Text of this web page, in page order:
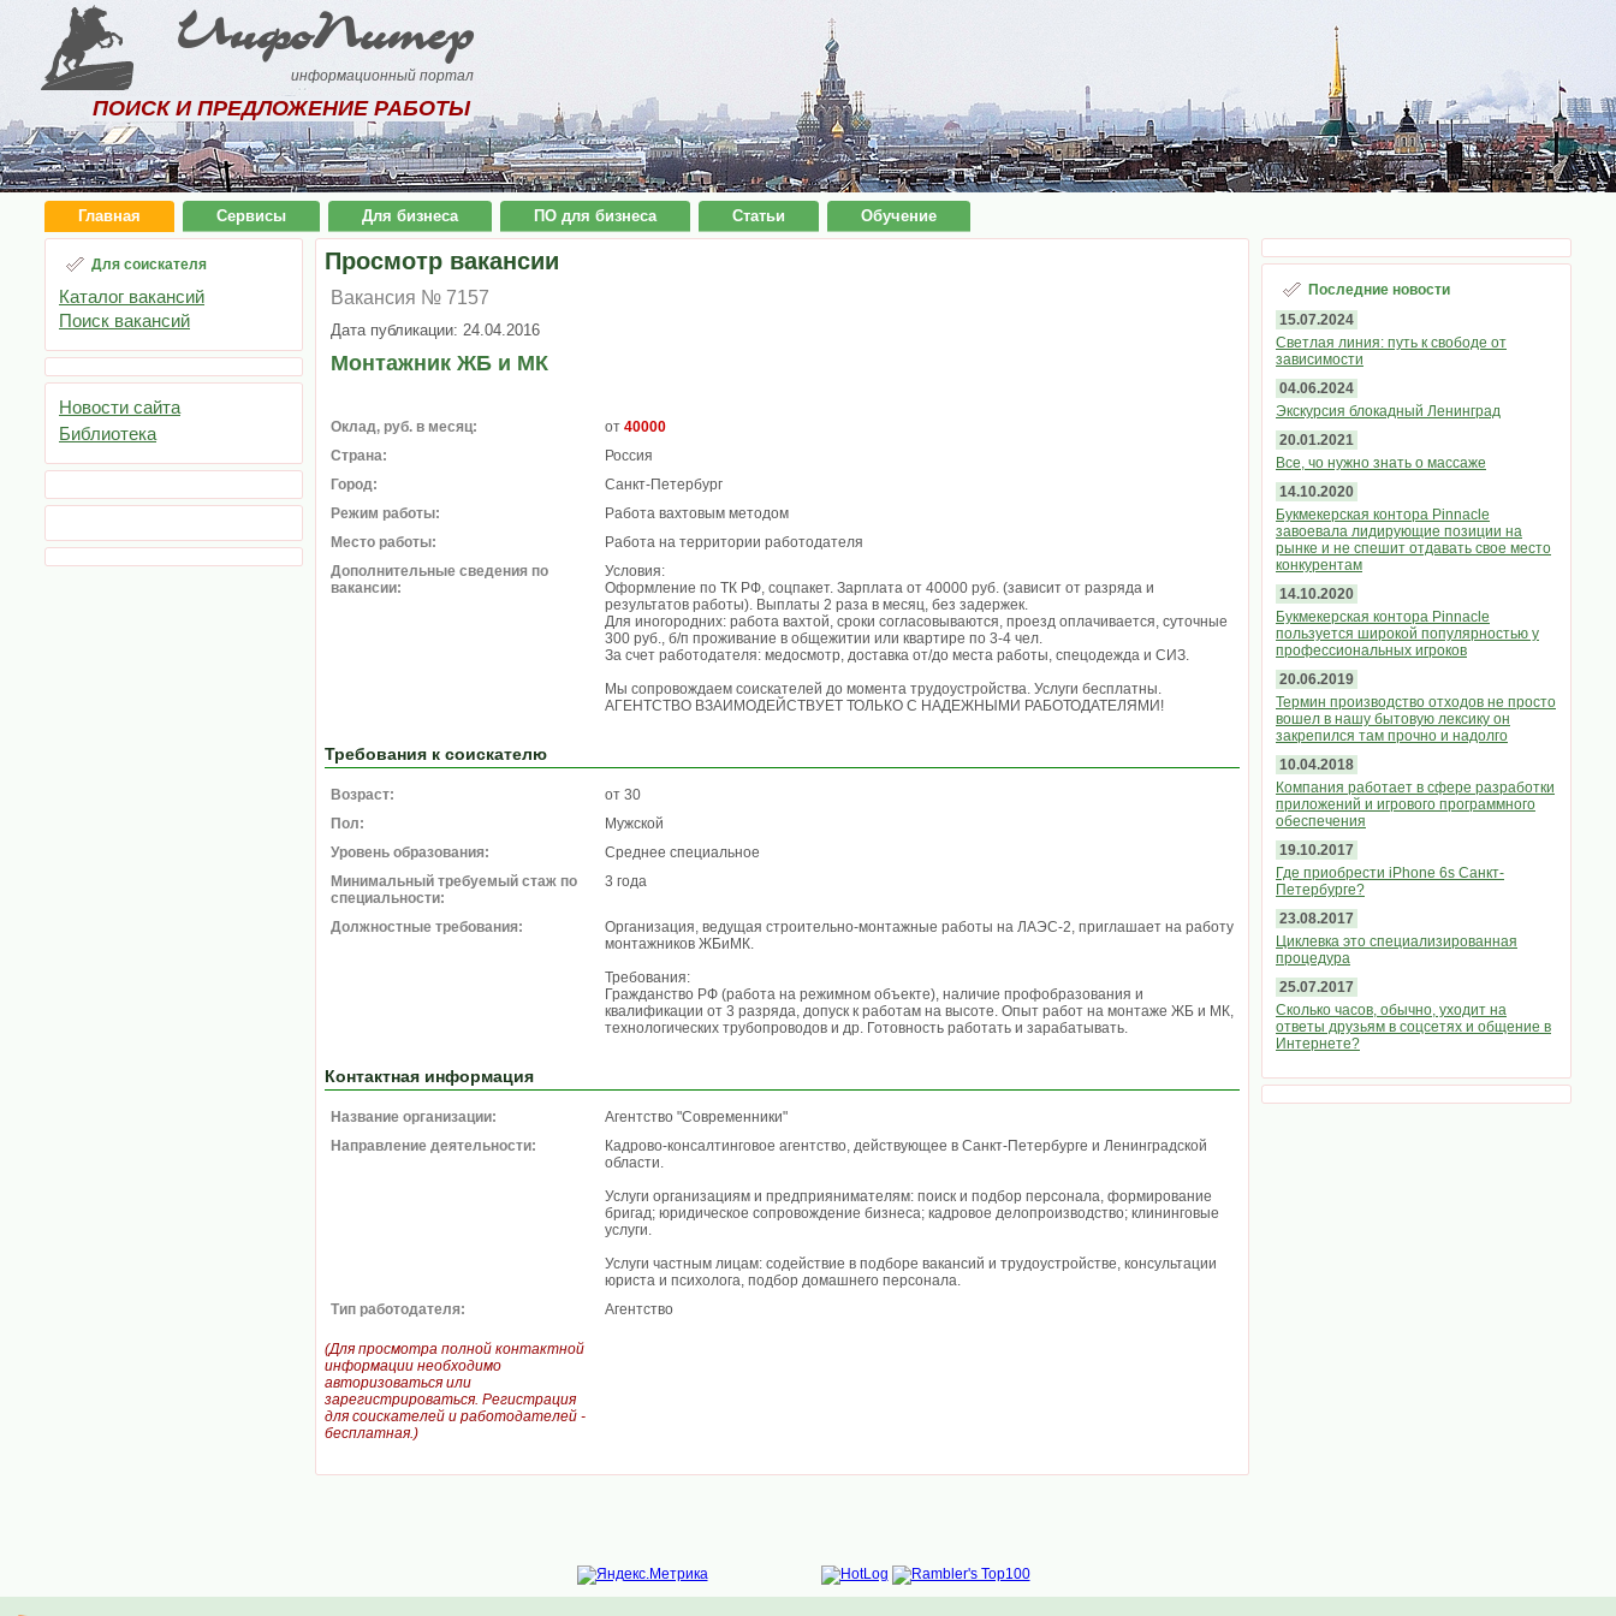
ИнфоПитер
информационный портал
ПОИСК И ПРЕДЛОЖЕНИЕ РАБОТЫ
Главная Сервисы Для бизнеса ПО для бизнеса Статьи Обучение
Для соискателя
Каталог вакансий
Поиск вакансий
Новости сайта
Библиотека
Просмотр вакансии
Вакансия № 7157
Дата публикации: 24.04.2016
Монтажник ЖБ и МК
Оклад, руб. в месяц: от 40000
Страна:
Россия
Город:
Санкт-Петербург
Режим работы:
Работа вахтовым методом
Место работы:
Работа на территории работодателя
Дополнительные сведения по
вакансии:
Условия:
Оформление по ТК РФ, соцпакет. Зарплата от 40000 руб. (зависит от разряда и
результатов работы). Выплаты 2 раза в месяц, без задержек.
Для иногородних: работа вахтой, сроки согласовываются, проезд оплачивается, суточные
300 руб., б/п проживание в общежитии или квартире по 3-4 чел.
За счет работодателя: медосмотр, доставка от/до места работы, спецодежда и СИЗ.
Мы сопровождаем соискателей до момента трудоустройства. Услуги бесплатны.
АГЕНТСТВО ВЗАИМОДЕЙСТВУЕТ ТОЛЬКО С НАДЕЖНЫМИ РАБОТОДАТЕЛЯМИ!
Требования к соискателю
Возраст:
от 30
Пол:
Мужской
Уровень образования:
Среднее специальное
Минимальный требуемый стаж по
специальности:
3 года
Должностные требования:
Организация, ведущая строительно-монтажные работы на ЛАЭС-2, приглашает на работу
монтажников ЖБиМК.
Требования:
Гражданство РФ (работа на режимном объекте), наличие профобразования и
квалификации от 3 разряда, допуск к работам на высоте. Опыт работ на монтаже ЖБ и МК,
технологических трубопроводов и др. Готовность работать и зарабатывать.
Контактная информация
Название организации:
Агентство "Современники"
Направление деятельности:
Кадрово-консалтинговое агентство, действующее в Санкт-Петербурге и Ленинградской
области.
Услуги организациям и предприянимателям: поиск и подбор персонала, формирование
бригад; юридическое сопровождение бизнеса; кадровое делопроизводство; клининговые
услуги.
Услуги частным лицам: содействие в подборе вакансий и трудоустройстве, консультации
юриста и психолога, подбор домашнего персонала.
Тип работодателя:
Агентство
(Для просмотра полной контактной
информации необходимо
авторизоваться или
зарегистрироваться. Регистрация
для соискателей и работодателей -
бесплатная.)
Последние новости
15.07.2024
Светлая линия: путь к свободе от
зависимости
04.06.2024
Экскурсия блокадный Ленинград
20.01.2021
Все, чо нужно знать о массаже
14.10.2020
Букмекерская контора Pinnacle
завоевала лидирующие позиции на
рынке и не спешит отдавать свое место
конкурентам
14.10.2020
Букмекерская контора Pinnacle
пользуется широкой популярностью у
профессиональных игроков
20.06.2019
Термин производство отходов не просто
вошел в нашу бытовую лексику он
закрепился там прочно и надолго
10.04.2018
Компания работает в сфере разработки
приложений и игрового программного
обеспечения
19.10.2017
Где приобрести iPhone 6s Санкт-
Петербурге?
23.08.2017
Циклевка это специализированная
процедура
25.07.2017
Сколько часов, обычно, уходит на
ответы друзьям в соцсетях и общение в
Интернете?